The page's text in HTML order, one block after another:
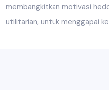
membangkitkan motivasi
utilitarian, untuk menggapai